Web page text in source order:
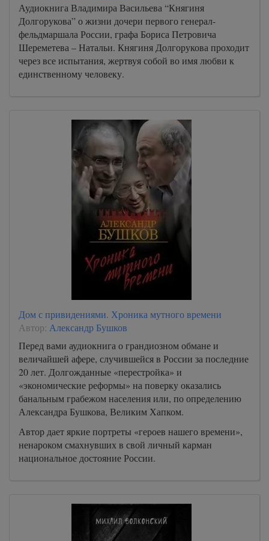
Аудиокнига Владимира Васильева “Княгиня
Долгорукова” о жизни дочери первого генерал-
фельдмаршала России, графа Бориса Петровича
Шереметева – Натальи. Княгиня Долгорукова проходит
через все испытания, жертвуя собой во имя любви к
единственному человеку.
Дом с привидениями. Хроника мутного времени
Автор: Александр Бушков
Перед вами аудиокнига о грандиозном обмане и
величайшей афере, случившейся в России за последние
20 лет. Долгожданные «перестройка» и
«экономические реформы» на поверку оказались
банальным грабежом населения или, по определению
Александра Бушкова, Великим Хапком.
Автор дает яркие портреты «героев нашего времени»,
ненароком смахнувших в свой личный карман
национальное достояние России.